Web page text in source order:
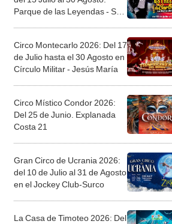
Parque de las Leyendas - San
Circo Montecarlo 2026: Del 17
de Julio hasta el 30 Agosto en
Círculo Militar - Jesús María
Circo Místico Condor 2026:
Del 25 de Junio. Explanada
Costa 21
Gran Circo de Ucrania 2026:
del 10 de Julio al 31 de Agosto
en el Jockey Club-Surco
La Casa de Timoteo 2026: Del